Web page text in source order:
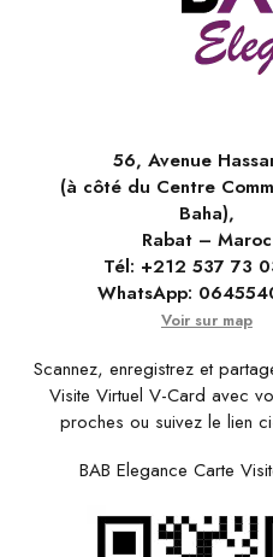
56, Avenue
(à côté du Centre
Baha),
Rabat – Maroc
Tél: +212 537 73
WhatsApp:
Voir sur map
Scannez, enregistrez et
Visite Virtuel V-Card avec
proches ou suivez le lien
BAB Elegance Carte